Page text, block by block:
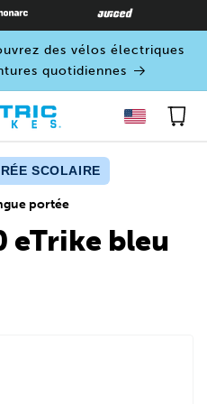
des vélos électriques
quotidiennes
Panier
SCOLAIRE
portée
eTrike bleu